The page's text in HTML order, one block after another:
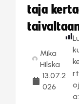
taja
Mika
Hilska
13.07.2
026
rt
oj
a: